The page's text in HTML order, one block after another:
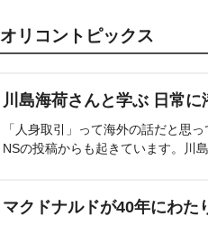
オリコントピックス
川島海荷さんと学ぶ 日常
「人身取引」って海外の話だと思
NSの投稿からも起きています。川
マクドナルドが40年にわた